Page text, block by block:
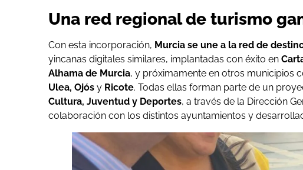
Una red regional de turismo
Con esta incorporación, Murcia se une a la red de
yincanas digitales similares, implantadas con éxito en
Alhama de Murcia, y próximamente en otros municipios
Ulea, Ojós y Ricote. Todas ellas forman parte de un
Cultura, Juventud y Deportes, a través de la Dirección
colaboración con los distintos ayuntamientos y